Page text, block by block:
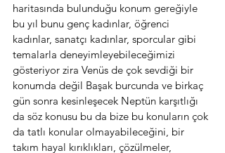
haritasında bulunduğu konum gereğiyle
bu yıl bunu genç kadınlar, öğrenci
kadınlar, sanatçı kadınlar, sporcular gibi
temalarla deneyimleyebileceğimizi
gösteriyor zira Venüs de çok sevdiği bir
konumda değil Başak burcunda ve birkaç
gün sonra kesinleşecek Neptün karşıtlığı
da söz konusu bu da bize bu konuların çok
da tatlı konular olmayabileceğini, bir
takım hayal kırıklıkları, çözülmeler,